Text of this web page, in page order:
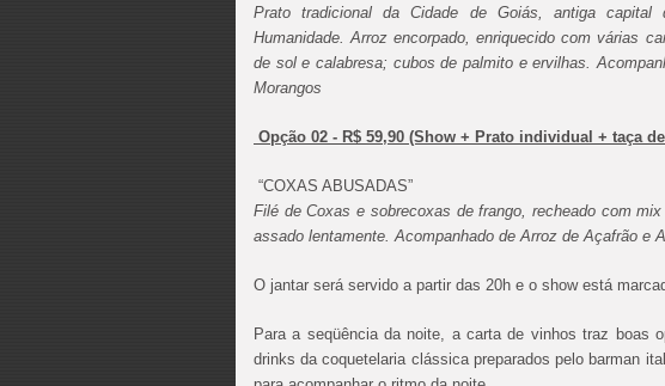
Prato tradicional da Cidade de Goiás, antiga
Humanidade. Arroz encorpado, enriquecido com várias
de sol e calabresa; cubos de palmito e ervilhas.
Morangos
Opção 02 - R$ 59,90 (Show + Prato individual + taça
“COXAS ABUSADAS”
Filé de Coxas e sobrecoxas de frango, recheado com
assado lentamente. Acompanhado de Arroz de Açafrão e
O jantar será servido a partir das 20h e o show está
Para a seqüência da noite, a carta de vinhos traz boas
drinks da coquetelaria clássica preparados pelo barman